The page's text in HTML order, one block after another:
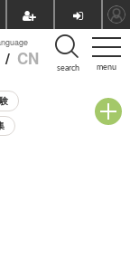
menu
/ CN search